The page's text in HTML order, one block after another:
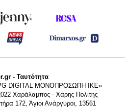
- Ταυτότητα
DIGITAL MONΟΠΡΟΣΩΠΗ ΙΚΕ»
Χαράλαμπος - Χάρης Πολίτης
172, Άγιοι Ανάργυροι, 13561